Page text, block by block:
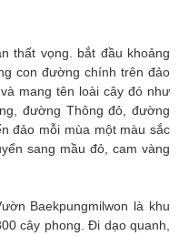
thất vọng. bắt đầu khoảng
con đường chính trên đảo
mang tên loài cây đó như
đường Thông đỏ, đường
đảo mỗi mùa một màu sắc
sang mầu đỏ, cam vàng
Baekpungmilwon là khu
cây phong. Đi dạo quanh,